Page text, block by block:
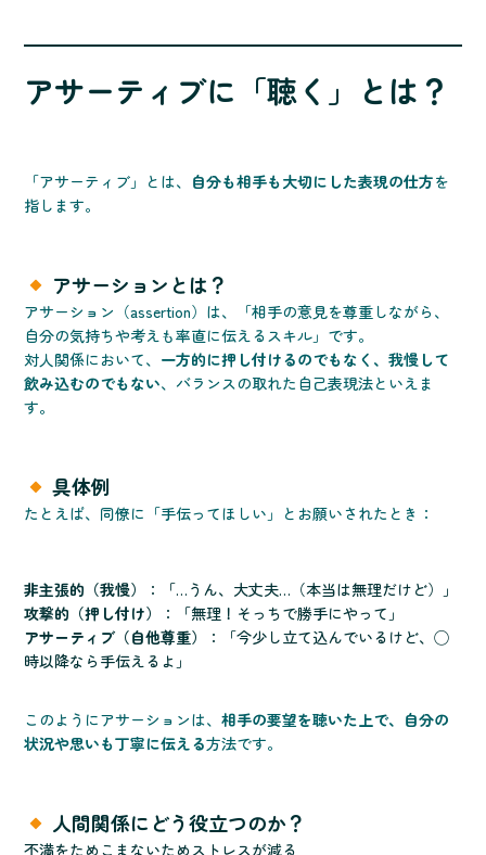
アサーティブに「聴く」とは？
「アサーティブ」とは、 自分も相手も大切にした表現の仕方を
指します。
アサーションとは？
アサーション（assertion）は、「相手の意見を尊重しながら、
自分の気持ちや考えも率直に伝えるスキル」です。
対人関係において、 一方的に押し付けるのでもなく、我慢して
飲み込むのでもない、バランスの取れた自己表現法といえま
す。
具体例
たとえば、同僚に「手伝ってほしい」とお願いされたとき：
非主張的（我慢）
：「…うん、大丈夫…（本当は無理だけど）」
攻撃的（押し付け）
：「無理！そっちで勝手にやって」
アサーティブ（自他尊重）
：「今少し立て込んでいるけど、◯
時以降なら手伝えるよ」
このようにアサーションは、相手の要望を聴いた上で、自分の
状況や思いも丁寧に伝える方法です。
人間関係にどう役立つのか？
不満をためこまないためストレスが減る